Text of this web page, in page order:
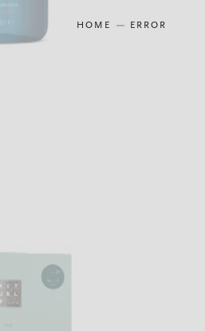
HOME ERROR